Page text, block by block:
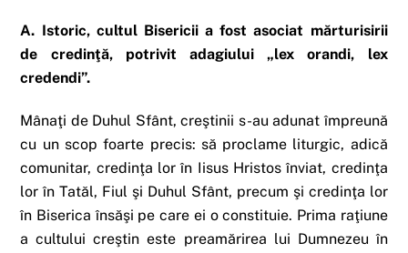
A. Istoric, cultul Bisericii a fost asociat mărturisirii
de credinţă, potrivit adagiului „lex orandi, lex
credendi”.
Mânaţi de Duhul Sfânt, creştinii s-au adunat împreună
cu un scop foarte precis: să proclame liturgic, adică
comunitar, credinţa lor în Iisus Hristos înviat, credinţa
lor în Tatăl, Fiul şi Duhul Sfânt, precum şi credinţa lor
în Biserica însăşi pe care ei o constituie. Prima raţiune
a cultului creştin este preamărirea lui Dumnezeu în